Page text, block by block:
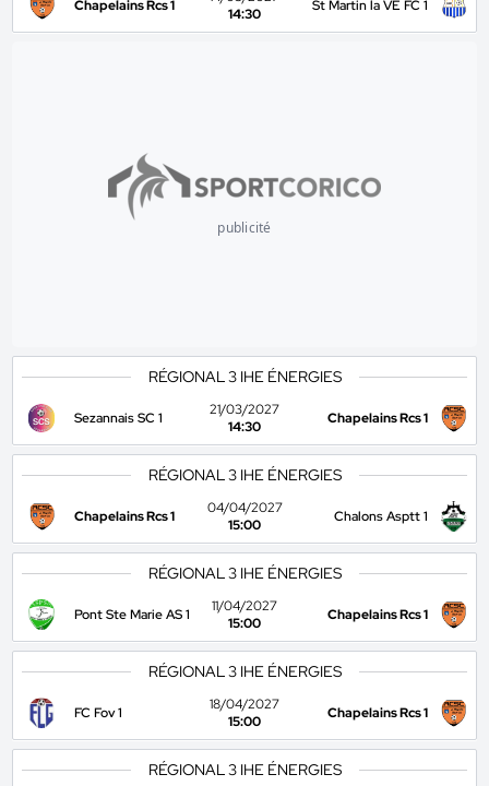
Chapelains Rcs 1
14:30
St Martin la VE FC 1
publicité
RÉGIONAL 3 IHE ÉNERGIES
Sezannais SC 1
21/03/2027
14:30
Chapelains Rcs 1
RÉGIONAL 3 IHE ÉNERGIES
Chapelains Rcs 1
04/04/2027
15:00
Chalons Asptt 1
RÉGIONAL 3 IHE ÉNERGIES
Pont Ste Marie AS 1
11/04/2027
15:00
Chapelains Rcs 1
RÉGIONAL 3 IHE ÉNERGIES
FC Fov 1
18/04/2027
15:00
Chapelains Rcs 1
RÉGIONAL 3 IHE ÉNERGIES